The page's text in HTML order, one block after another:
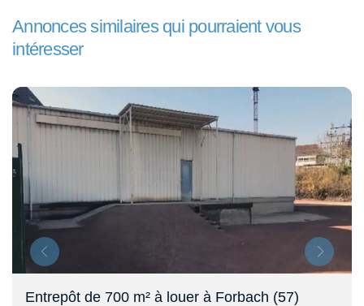
Annonces similaires qui pourraient vous
intéresser
Entrepôt logistique de 35 000 m² à louer,